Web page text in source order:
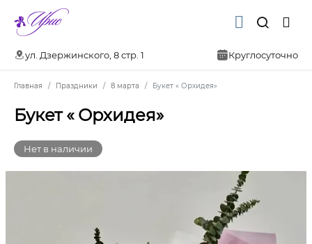
ул. Дзержинского, 8 стр. 1 Круглосуточно
Главная Праздники 8 марта Букет « Орхидея»
Букет « Орхидея»
Нет в наличии